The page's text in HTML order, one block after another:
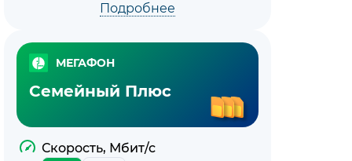
Подробнее
МЕГАФОН
Семейный Плюс
Скорость, Мбит/с